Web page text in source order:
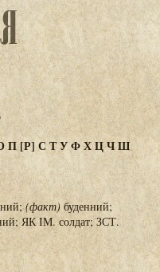
П[Р] С ТУФХЦЧШ
(факт) буденний;
ЯК ІМ. солдат; ЗСТ.